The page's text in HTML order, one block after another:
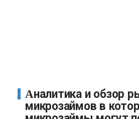
Аналитика и обзор рынка
микрозаймов в